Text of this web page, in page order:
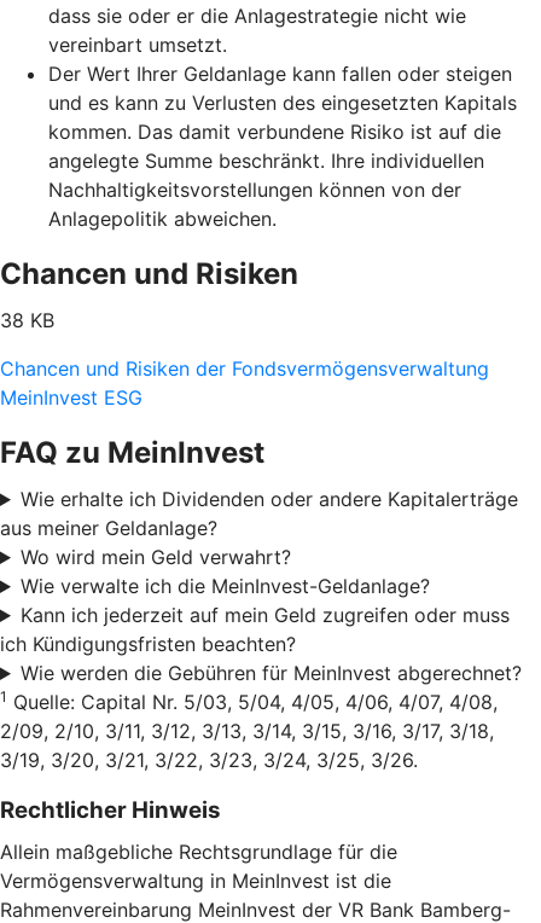
dass sie oder er die Anlagestrategie nicht wie
vereinbart umsetzt.
Der Wert Ihrer Geldanlage kann fallen oder steigen
und es kann zu Verlusten des eingesetzten Kapitals
kommen. Das damit verbundene Risiko ist auf die
angelegte Summe beschränkt. Ihre individuellen
Nachhaltigkeitsvorstellungen können von der
Anlagepolitik abweichen.
Chancen und Risiken
38 KB
Chancen und Risiken der Fondsvermögensverwaltung
MeinInvest ESG
FAQ zu MeinInvest
Wie erhalte ich Dividenden oder andere Kapitalerträge
aus meiner Geldanlage?
Wo wird mein Geld verwahrt?
Wie verwalte ich die MeinInvest-Geldanlage?
Kann ich jederzeit auf mein Geld zugreifen oder muss
ich Kündigungsfristen beachten?
Wie werden die Gebühren für MeinInvest abgerechnet?
1 Quelle: Capital Nr. 5/03, 5/04, 4/05, 4/06, 4/07, 4/08,
2/09, 2/10, 3/11, 3/12, 3/13, 3/14, 3/15, 3/16, 3/17, 3/18,
3/19, 3/20, 3/21, 3/22, 3/23, 3/24, 3/25, 3/26.
Rechtlicher Hinweis
Allein maßgebliche Rechtsgrundlage für die
Vermögensverwaltung in MeinInvest ist die
Rahmenvereinbarung MeinInvest der VR Bank Bamberg-